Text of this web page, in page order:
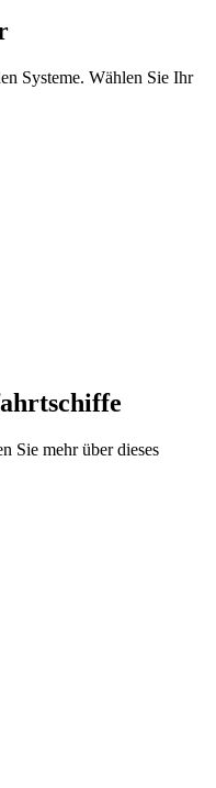
Systeme. Wählen Sie Ihr
Sie mehr über dieses